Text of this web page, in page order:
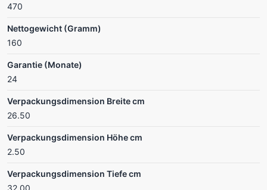
470
Nettogewicht (Gramm)
160
Garantie (Monate)
24
Verpackungsdimension Breite cm
26.50
Verpackungsdimension Höhe cm
2.50
Verpackungsdimension Tiefe cm
32.00